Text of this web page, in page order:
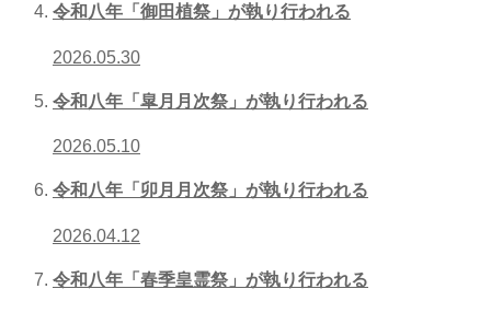
令和八年「御田植祭」が執り行われる
2026.05.30
令和八年「皐月月次祭」が執り行われる
2026.05.10
令和八年「卯月月次祭」が執り行われる
2026.04.12
令和八年「春季皇霊祭」が執り行われる